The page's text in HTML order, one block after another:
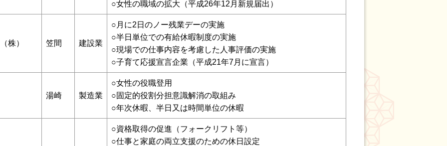
○女性の職域の拡大（平成26年12月新規届出）
株） 笠間 建設業
○月に2日のノー残業デーの実施
○半日単位での有給休暇制度の実施
○現場での仕事内容を考慮した人事評価の実施
○子育て応援宣言企業（平成21年7月に宣言）
湯崎 製造業
○女性の役職登用
○固定的役割分担意識解消の取組み
○年次休暇、半日又は時間単位の休暇
○資格取得の促進（フォークリフト等）
○仕事と家庭の両立支援のための休日設定